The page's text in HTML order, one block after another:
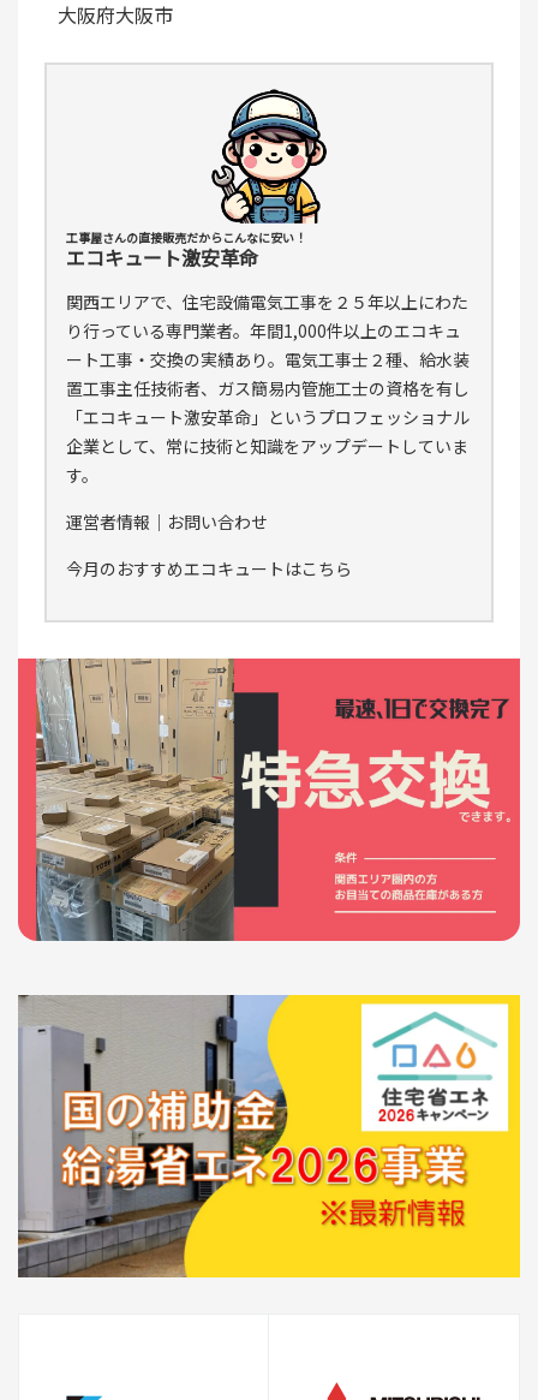
大阪府大阪市
工事屋さんの直接販売だからこんなに安い！
エコキュート激安革命
関西エリアで、住宅設備電気工事を２５年以上にわた
り行っている専門業者。年間1,000件以上のエコキュ
ート工事・交換の実績あり。電気工事士２種、給水装
置工事主任技術者、ガス簡易内管施工士の資格を有し
「エコキュート激安革命」というプロフェッショナル
企業として、常に技術と知識をアップデートしていま
す。
運営者情報 ｜ お問い合わせ
今月のおすすめエコキュートはこちら